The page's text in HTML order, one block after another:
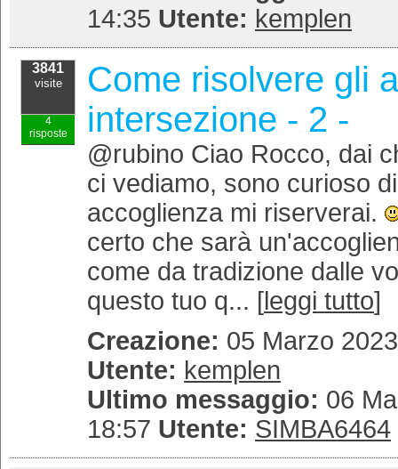
14:35 Utente: kemplen
3841
visite
4
risposte
Come risolvere gli
intersezione - 2 -
@rubino Ciao Rocco, dai
ci vediamo, sono curioso
accoglienza mi riserverai.
certo che sarà
come da tradizione dalle
questo tuo q... [ leggi tutto]
Creazione: 05 Marzo
Utente: kemplen
Ultimo messaggio: 06
18:57 Utente: SIMBA6464